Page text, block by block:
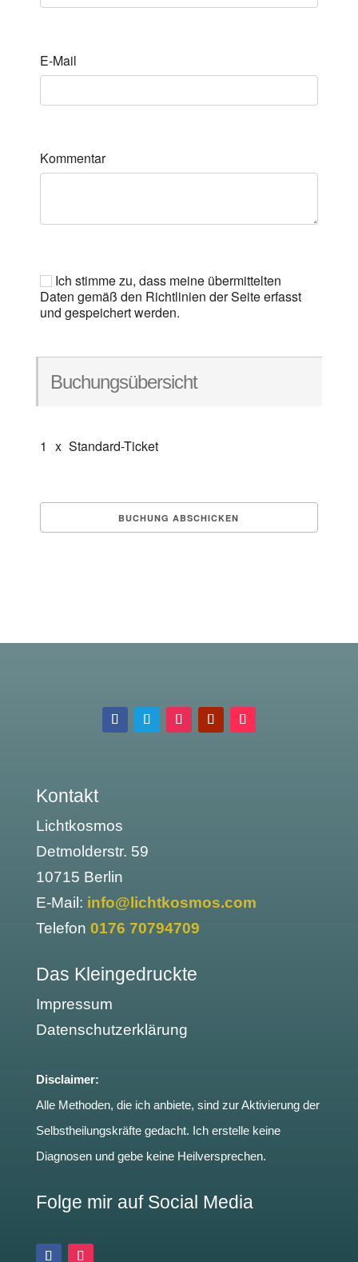
E-Mail
Kommentar
Ich stimme zu, dass meine übermittelten
Daten gemäß den Richtlinien der Seite erfasst
und gespeichert werden.
Buchungsübersicht
1 x Standard-Ticket
Kontakt
Lichtkosmos
Detmolderstr. 59
10715 Berlin
E-Mail: info@lichtkosmos.com
Telefon 0176 70794709
Das Kleingedruckte
Impressum
Datenschutzerklärung
Disclaimer:
Alle Methoden, die ich anbiete, sind zur Aktivierung der
Selbstheilungskräfte gedacht. Ich erstelle keine
Diagnosen und gebe keine Heilversprechen.
Folge mir auf Social Media